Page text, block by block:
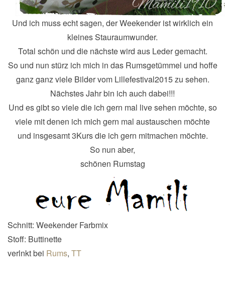
Und ich muss echt sagen, der Weekender ist wirklich ein
kleines Stauraumwunder.
Total schön und die nächste wird aus Leder gemacht.
So und nun stürz ich mich in das Rumsgetümmel und hoffe
ganz ganz viele Bilder vom Lillefestival2015 zu sehen.
Nächstes Jahr bin ich auch dabei!!!
Und es gibt so viele die ich gern mal live sehen möchte, so
viele mit denen ich mich gern mal austauschen möchte
und insgesamt 3Kurs die ich gern mitmachen möchte.
So nun aber,
schönen Rumstag
Schnitt: Weekender Farbmix
Stoff: Buttinette
verlnkt bei Rums, TT